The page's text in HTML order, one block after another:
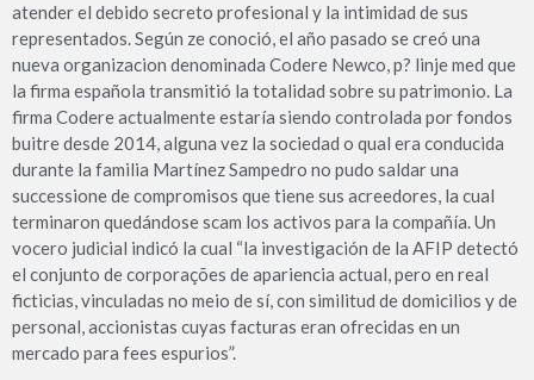
atender el debido secreto profesional y la intimidad de sus
representados. Según ze conoció, el año pasado se creó una
nueva organizacion denominada Codere Newco, p? linje med que
la firma española transmitió la totalidad sobre su patrimonio. La
firma Codere actualmente estaría siendo controlada por fondos
buitre desde 2014, alguna vez la sociedad o qual era conducida
durante la familia Martínez Sampedro no pudo saldar una
successione de compromisos que tiene sus acreedores, la cual
terminaron quedándose scam los activos para la compañía. Un
vocero judicial indicó la cual “la investigación de la AFIP detectó
el conjunto de corporações de apariencia actual, pero en real
ficticias, vinculadas no meio de sí, con similitud de domicilios y de
personal, accionistas cuyas facturas eran ofrecidas en un
mercado para fees espurios”.